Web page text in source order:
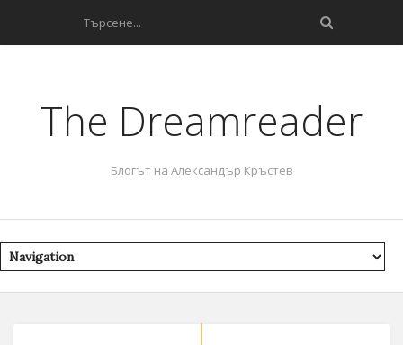
The Dreamreader
Блогът на Александър Кръстев